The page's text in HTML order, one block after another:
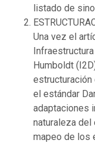
listado de
Una vez el
Humboldt
el estándar
adaptaciones
naturaleza del
mapeo de los